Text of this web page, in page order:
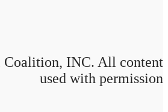
Coalition, INC. All content
used with permission